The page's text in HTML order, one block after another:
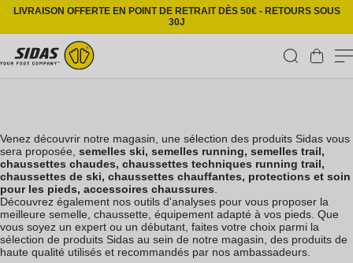
Ignorer et passer au contenu
LIVRAISON OFFERTE EN POINT DE RETRAIT DÈS 50€ - RETOURS SOUS
30J
Panier
Venez découvrir notre magasin, une sélection des produits Sidas vous
sera proposée, semelles ski, semelles running, semelles trail,
chaussettes chaudes, chaussettes techniques running trail,
chaussettes de ski, chaussettes chauffantes, protections et soin
pour les pieds, accessoires chaussures.
Découvrez également nos outils d'analyses pour vous proposer la
meilleure semelle, chaussette, équipement adapté à vos pieds. Que
vous soyez un expert ou un débutant, faites votre choix parmi la
sélection de produits Sidas au sein de notre magasin, des produits de
haute qualité utilisés et recommandés par nos ambassadeurs.